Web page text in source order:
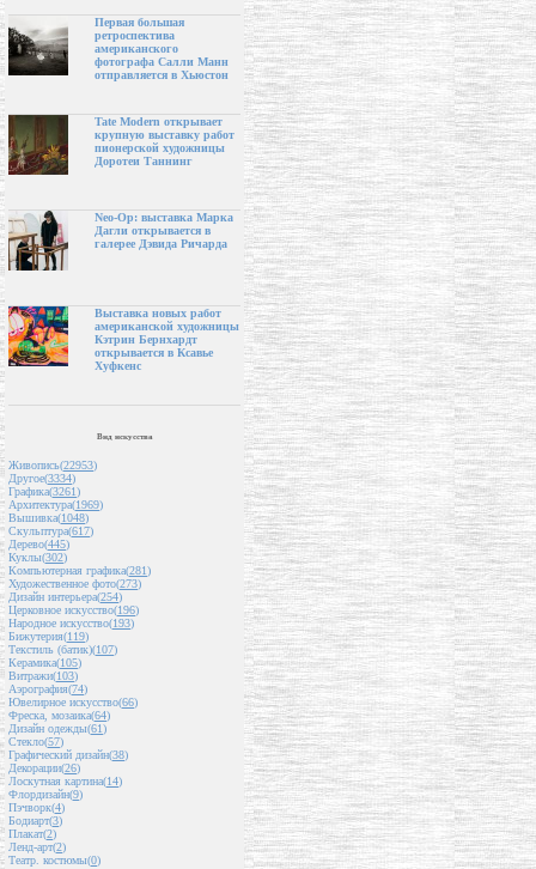
Первая большая
ретроспектива
американского
фотографа Салли Манн
отправляется в Хьюстон
Tate Modern открывает
крупную выставку работ
пионерской художницы
Доротеи Таннинг
Neo-Op: выставка Марка
Дагли открывается в
галерее Дэвида Ричарда
Выставка новых работ
американской художницы
Кэтрин Бернхардт
открывается в Ксавье
Хуфкенс
Вид искусства
Живопись(22953)
Другое(3334)
Графика(3261)
Архитектура(1969)
Вышивка(1048)
Скульптура(617)
Дерево(445)
Куклы(302)
Компьютерная графика(281)
Художественное фото(273)
Дизайн интерьера(254)
Церковное искусство(196)
Народное искусство(193)
Бижутерия(119)
Текстиль (батик)(107)
Керамика(105)
Витражи(103)
Аэрография(74)
Ювелирное искусство(66)
Фреска, мозаика(64)
Дизайн одежды(61)
Стекло(57)
Графический дизайн(38)
Декорации(26)
Лоскутная картина(14)
Флордизайн(9)
Пэчворк(4)
Бодиарт(3)
Плакат(2)
Ленд-арт(2)
Театр. костюмы(0)